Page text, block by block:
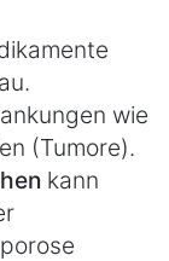
wie
(Tumore).
kann